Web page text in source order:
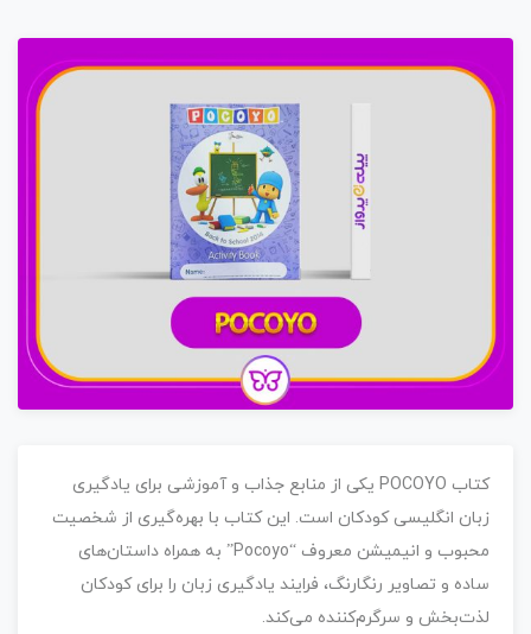
کتابPOCOYOیکی از منابع جذاب و آموزشی برای یادگیری
زبان انگلیسی کودکان است. این کتاب با بهره‌گیری از شخصیت
محبوب و انیمیشن معروف “Pocoyo” به همراه داستان‌های
ساده و تصاویر رنگارنگ، فرایند یادگیری زبان را برای کودکان
لذت‌بخش و سرگرم‌کننده می‌کند.